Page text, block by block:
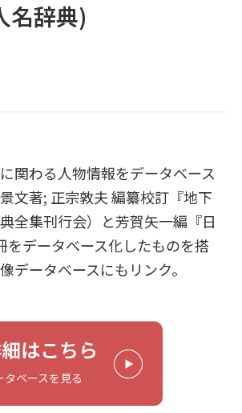
名辞典)
関わる人物情報をデータベース
文著; 正宗敦夫 編纂校訂『地下
全集刊行会）と芳賀矢一編『日
をデータベース化したものを搭
データベースにもリンク。
はこちら
タベースを見る